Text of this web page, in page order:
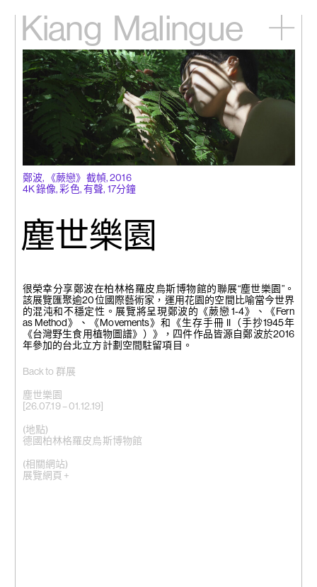
Kiang Malingue
主頁
展覽
藝術家
視頻
新訊
關於我們
English
Back to 群展
塵世樂園
[26.07.19 – 01.12.19]
(地點)
德國柏林格羅皮烏斯博物館
(相關網站)
展覽網頁 +
很榮幸分享鄭波在柏林格羅皮烏斯博物館的聯展“塵世樂園”。
該展覽匯聚逾20位國際藝術家，運用花園的空間比喻當今世界
的混沌和不穩定性。展覽將呈現鄭波的《蕨戀 1-4》、《 Fern
as Method 》、《 Movements》和《生存手冊 II（手抄1945年
《台灣野生食用植物圖譜》）》，四件作品皆源自鄭波於2016
年參加的台北立方計劃空間駐留項目。
塵世樂園
鄭波, 《蕨戀》截幀, 2016
4K 錄像, 彩色, 有聲, 17分鐘